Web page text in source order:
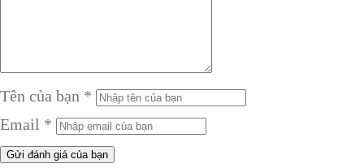
Tên của bạn *
Email *
Gửi đánh giá của bạn